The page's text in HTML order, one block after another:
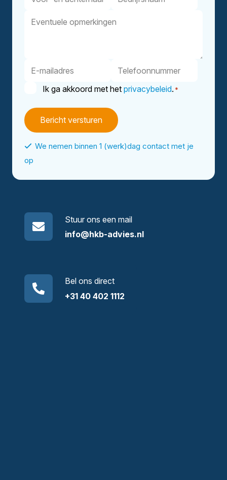
achternaam
Eventuele
E-
Telefoonnummer
Instemming
Ik ga akkoord met het privacybeleid. *
We nemen binnen 1 (werk)dag contact met je
op
Stuur ons een mail
info@hkb-advies.nl
Bel ons direct
+31 40 402 1112